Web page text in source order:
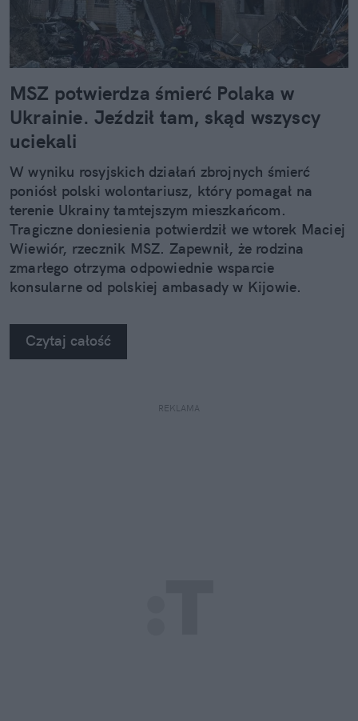
MSZ potwierdza śmierć Polaka w
Ukrainie. Jeździł tam, skąd wszyscy
uciekali
W wyniku rosyjskich działań zbrojnych śmierć
poniósł polski wolontariusz, który pomagał na
terenie Ukrainy tamtejszym mieszkańcom.
Tragiczne doniesienia potwierdził we wtorek Maciej
Wiewiór, rzecznik MSZ. Zapewnił, że rodzina
zmarłego otrzyma odpowiednie wsparcie
konsularne od polskiej ambasady w Kijowie.
Czytaj całość
REKLAMA